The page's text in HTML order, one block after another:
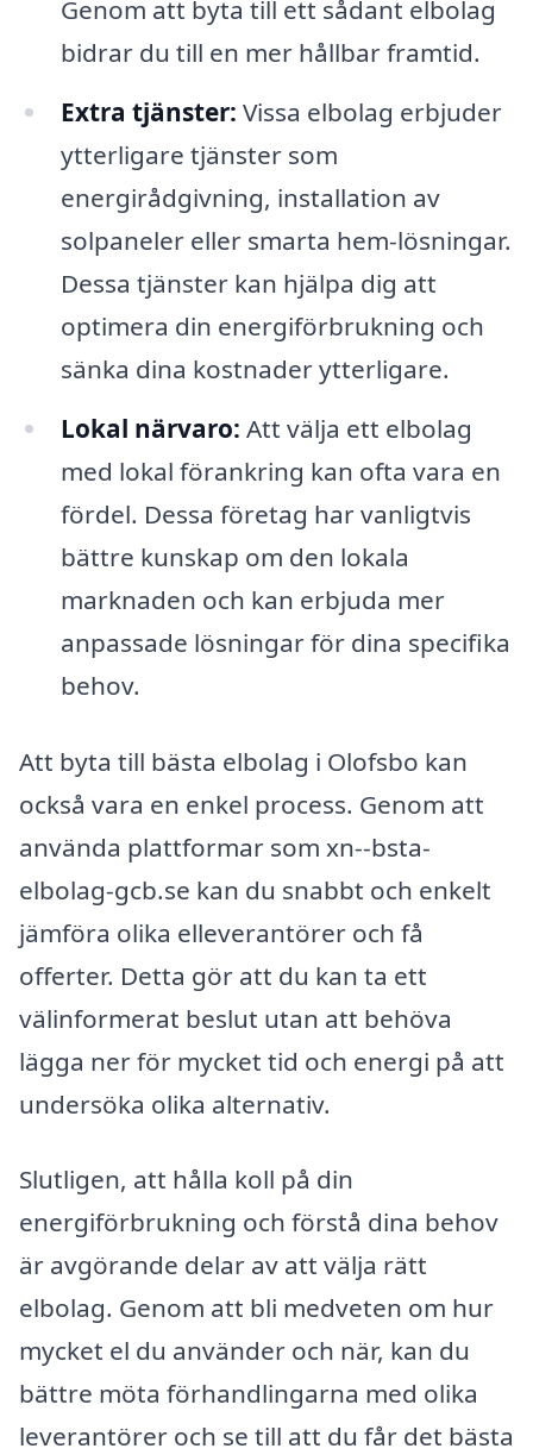
Genom att byta till ett sådant elbolag
bidrar du till en mer hållbar framtid.
Extra tjänster: Vissa elbolag erbjuder
ytterligare tjänster som
energirådgivning, installation av
solpaneler eller smarta hem-lösningar.
Dessa tjänster kan hjälpa dig att
optimera din energiförbrukning och
sänka dina kostnader ytterligare.
Lokal närvaro: Att välja ett elbolag
med lokal förankring kan ofta vara en
fördel. Dessa företag har vanligtvis
bättre kunskap om den lokala
marknaden och kan erbjuda mer
anpassade lösningar för dina specifika
behov.
Att byta till bästa elbolag i Olofsbo kan
också vara en enkel process. Genom att
använda plattformar som xn--bsta-
elbolag-gcb.se kan du snabbt och enkelt
jämföra olika elleverantörer och få
offerter. Detta gör att du kan ta ett
välinformerat beslut utan att behöva
lägga ner för mycket tid och energi på att
undersöka olika alternativ.
Slutligen, att hålla koll på din
energiförbrukning och förstå dina behov
är avgörande delar av att välja rätt
elbolag. Genom att bli medveten om hur
mycket el du använder och när, kan du
bättre möta förhandlingarna med olika
leverantörer och se till att du får det bästa